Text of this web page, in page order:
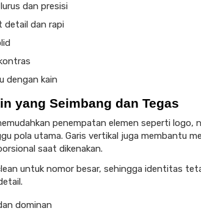
dan presisi
detail dan rapi
dengan kain
yang Seimbang dan Tegas
penempatan elemen seperti logo,
pola utama. Garis vertikal juga membantu
saat dikenakan.
untuk nomor besar, sehingga identitas
dominan